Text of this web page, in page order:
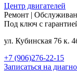
Центр двигателей
Ремонт |
Под ключ с
ул. Кубинская 76 к.
+7 (906)276-22-15
Записаться на